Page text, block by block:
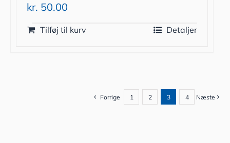
kr. 50.00
Tilføj til kurv Detaljer
Forrige 1 2 3 4 Næste